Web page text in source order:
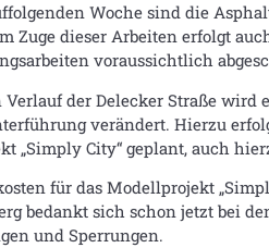
Woche sind die
Zuge dieser Arbeiten erfolgt
voraussichtlich
der Delecker Straße wird
verändert. Hierzu
„Simply City“ geplant, auch
für das Modellprojekt
bedankt sich schon jetzt bei
und Sperrungen.